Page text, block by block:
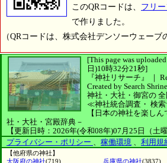
このQRコードは、 フリ
で作りました。
（QRコードは、株式会社デンソーウェーブ
[This page was
日)10時32分21秒]
『神社リサーチ』 ｜
Created by Search
神社・大社・御宮の 全
≪神社統合調査・ 検
【日本の神社を楽しん
社・大社・宮殿辞典－
【更新日時：2026年(令和08年)07月25日（土
プライバシー・ポリシー 、 稼働環境 、 利用規
【他府県の神社】
大阪府の神社(719) 兵庫県の神社(3837)